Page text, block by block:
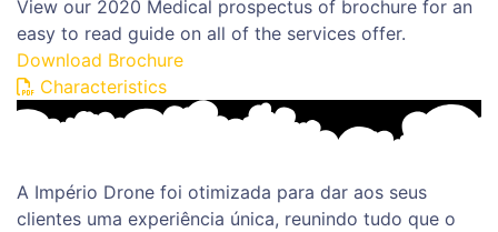
View our 2020 Medical prospectus of brochure for an
easy to read guide on all of the services offer.
Download Brochure
Characteristics
A Império Drone foi otimizada para dar aos seus
clientes uma experiência única, reunindo tudo que o